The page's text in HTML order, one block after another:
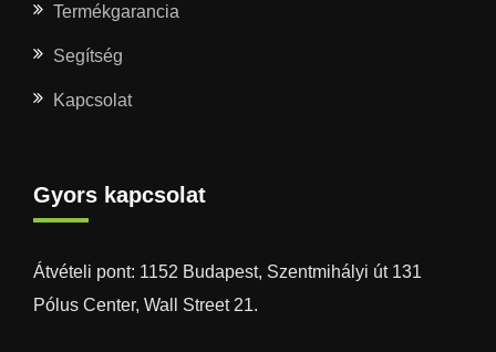
Termékgarancia
Segítség
Kapcsolat
Gyors kapcsolat
Átvételi pont: 1152 Budapest, Szentmihályi út 131
Pólus Center, Wall Street 21.